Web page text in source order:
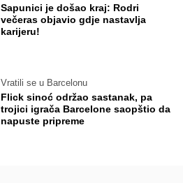
Sapunici je došao kraj: Rodri
večeras objavio gdje nastavlja
karijeru!
Vratili se u Barcelonu
Flick sinoć održao sastanak, pa
trojici igrača Barcelone saopštio da
napuste pripreme